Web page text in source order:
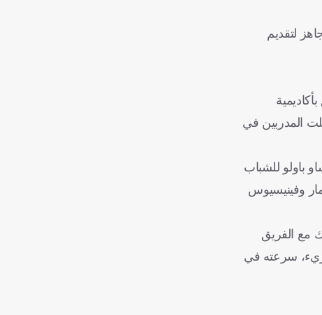
لتقديم
بأكاديمية
المدربين في
باولو للشباب
وفينيسيوس
مع الفريق
سرعته في